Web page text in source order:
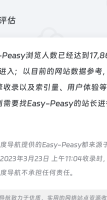
估
浏览人数已经达到
入；以目前的网站数据参
收录以及索引量、用户体验
需要找Easy-Peasy的站长进
导航提供的Easy-Peasy都来源
年3月23日 上午11:04收录
导航不承担任何责任。
航致力于优质、实用的网络站点资源收